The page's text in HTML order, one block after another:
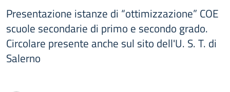
Presentazione istanze di “ottimizzazione” COE
scuole secondarie di primo e secondo grado.
Circolare presente anche sul sito dell'U. S. T. di
Salerno